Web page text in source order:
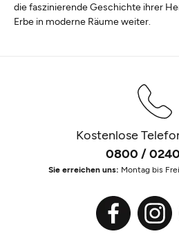
die faszinierende Geschichte ihrer
Erbe in moderne Räume weiter.
Kostenlose
0800 /
Sie erreichen uns: Montag bis